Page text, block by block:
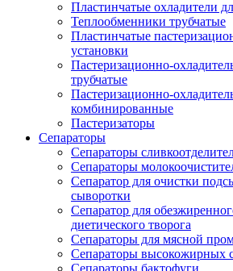
Пластинчатые охладители
Теплообменники трубчатые
Пластинчатые
установки
Пастеризационно-
трубчатые
Пастеризационно-
комбинированные
Пастеризаторы
Сепараторы
Сепараторы
Сепараторы
Сепаратор для очистки
сыворотки
Сепаратор для
диетического творога
Сепараторы для мясной
Сепараторы высокожирных
Сепараторы бактофуги